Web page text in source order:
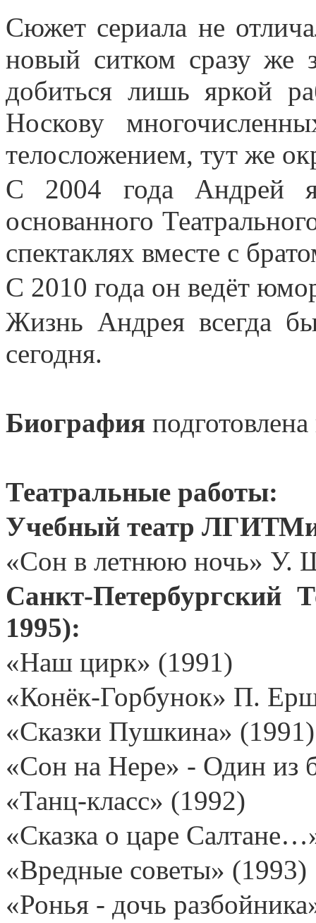
Сюжет сериала не
новый ситком сразу же
добиться лишь яркой
Носкову
телосложением, тут же
С 2004 года Андрей
основанного
спектаклях вместе с
С 2010 года он ведёт
Жизнь Андрея всегда
сегодня.
Биография
Театральные работы:
Учебный театр
«Сон в летнюю ночь» У.
Санкт-
1995):
«Наш цирк» (1991)
«Конёк-Горбунок» П.
«Сказки Пушкина» (1991)
«Сон на Нере» - Один из
«Танц-класс» (1992)
«Сказка о царе
«Вредные советы» (1993)
«Ронья - дочь